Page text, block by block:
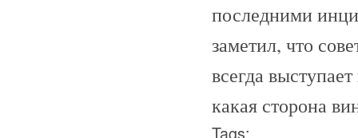
последними
заметил, что
всегда
какая сторона
Tags: